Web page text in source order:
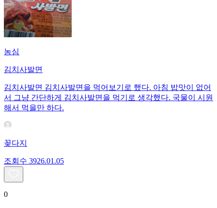
농심
김치사발면
김치사발면 김치사발면을 먹어보기로 했다. 아침 밥맛이 없어
서 그냥 간단하게 김치사발면을 먹기로 생각했다. 국물이 시원
해서 먹을만 하다.
꽂다지
조회수 3926.01.05
0